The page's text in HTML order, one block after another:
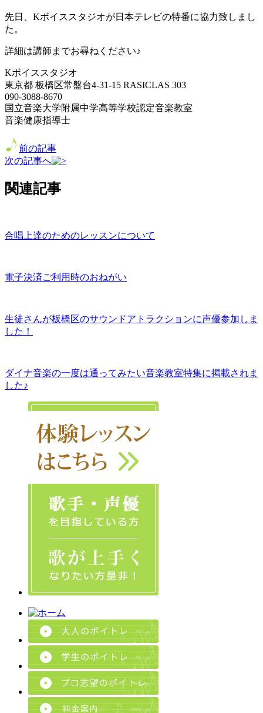
先日、Kボイススタジオが日本テレビの特番に協力致しまし
た。
詳細は講師までお尋ねください♪
Kボイススタジオ
東京都 板橋区常盤台4-31-15 RASICLAS 303
090-3088-8670
国立音楽大学附属中学高等学校認定音楽教室
音楽健康指導士
前の記事
次の記事へ
関連記事
合唱上達のためのレッスンについて
電子決済ご利用時のおねがい
生徒さんが板橋区のサウンドアトラクションに声優参加しま
した！
ダイナ音楽の一度は通ってみたい音楽教室特集に掲載されま
した♪